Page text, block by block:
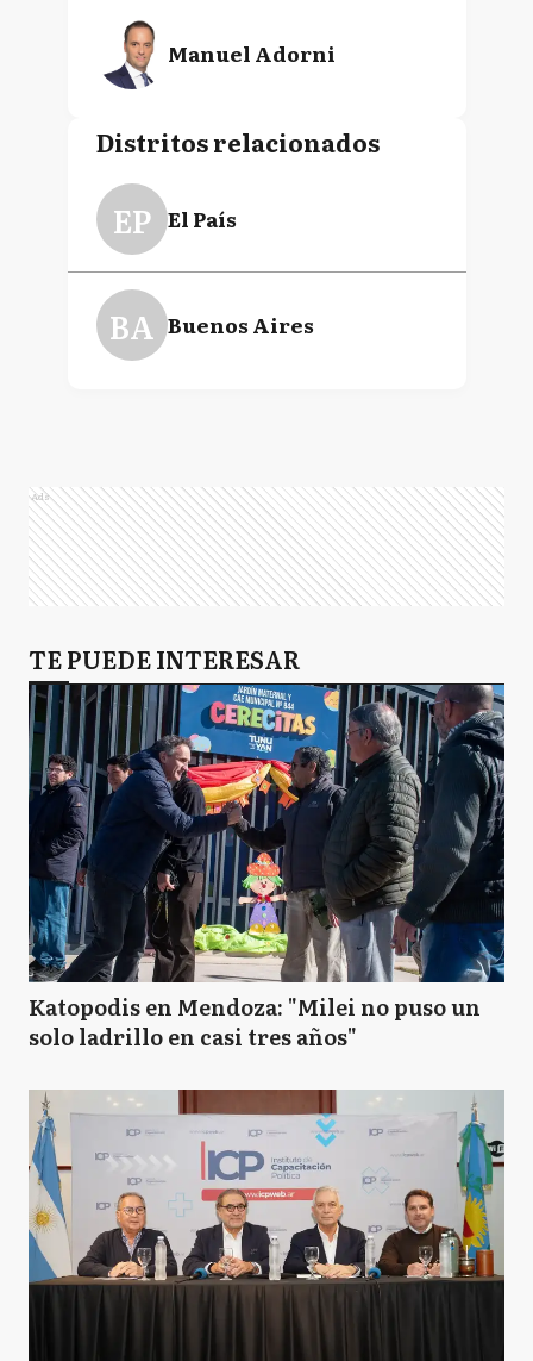
Manuel Adorni
Distritos relacionados
EP El País
BA Buenos Aires
Ads
TE PUEDE INTERESAR
Katopodis en Mendoza: "Milei no puso un
solo ladrillo en casi tres años"